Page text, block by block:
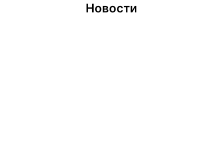
Новости